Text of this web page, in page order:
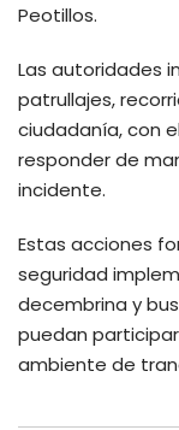
Peotillos.
Las autoridades
patrullajes,
ciudadanía, con
responder de
incidente.
Estas acciones
seguridad
decembrina y
puedan
ambiente de